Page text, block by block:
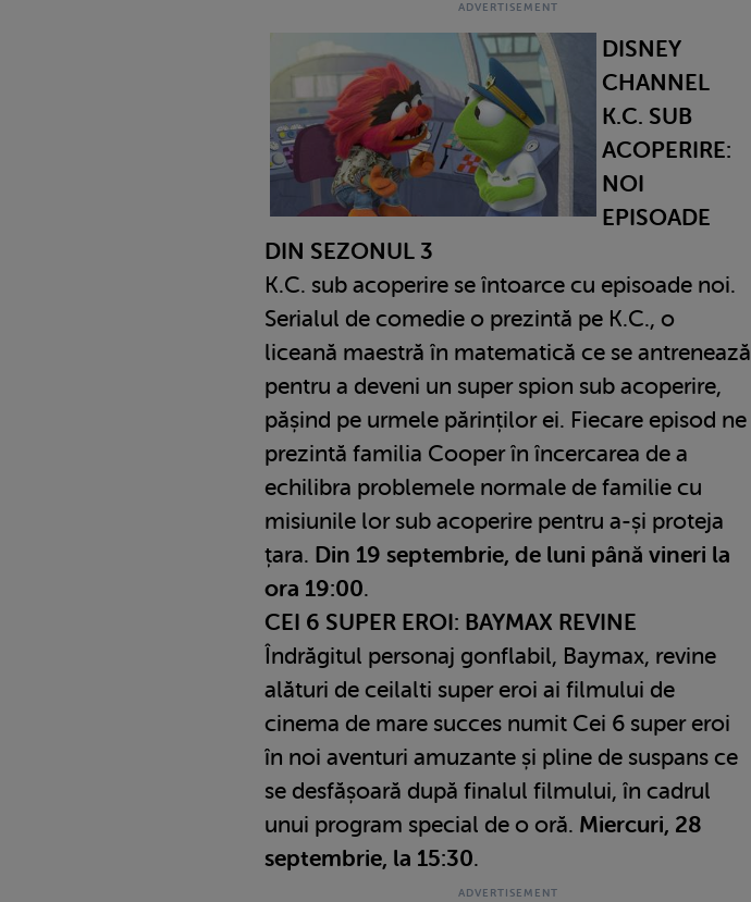
DISNEY
CHANNEL
K.C. SUB
ACOPERIRE:
NOI
EPISOADE
DIN SEZONUL 3
K.C. sub acoperire se întoarce cu episoade noi.
Serialul de comedie o prezintă pe K.C., o
liceană maestră în matematică ce se antrenează
pentru a deveni un super spion sub acoperire,
pășind pe urmele părinților ei. Fiecare episod ne
prezintă familia Cooper în încercarea de a
echilibra problemele normale de familie cu
misiunile lor sub acoperire pentru a-și proteja
țara. Din 19 septembrie, de luni până vineri la
ora 19:00.
CEI 6 SUPER EROI: BAYMAX REVINE
Îndrăgitul personaj gonflabil, Baymax, revine
alături de ceilalti super eroi ai filmului de
cinema de mare succes numit Cei 6 super eroi
în noi aventuri amuzante și pline de suspans ce
se desfășoară după finalul filmului, în cadrul
unui program special de o oră. Miercuri, 28
septembrie, la 15:30.